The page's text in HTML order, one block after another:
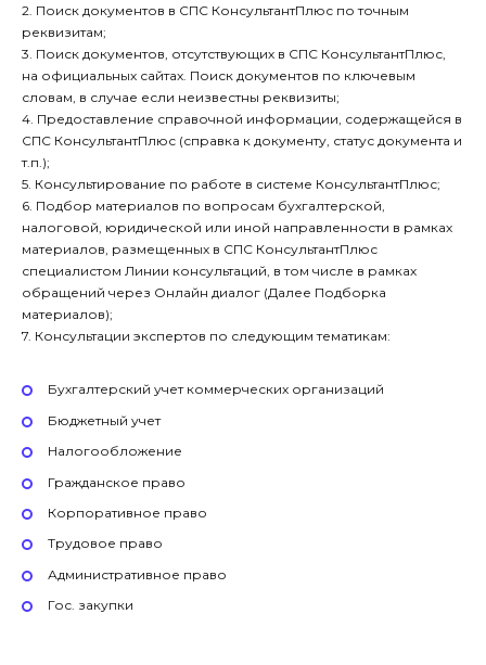
2. Поиск документов в СПС КонсультантПлюс по точным
реквизитам;
3. Поиск документов, отсутствующих в СПС КонсультантПлюс,
на официальных сайтах. Поиск документов по ключевым
словам, в случае если неизвестны реквизиты;
4. Предоставление справочной информации, содержащейся в
СПС КонсультантПлюс (справка к документу, статус документа и
т.п.);
5. Консультирование по работе в системе КонсультантПлюс;
6. Подбор материалов по вопросам бухгалтерской,
налоговой, юридической или иной направленности в рамках
материалов, размещенных в СПС КонсультантПлюс
специалистом Линии консультаций, в том числе в рамках
обращений через Онлайн диалог (Далее Подборка
материалов);
7. Консультации экспертов по следующим тематикам:
Бухгалтерский учет коммерческих организаций
Бюджетный учет
Налогообложение
Гражданское право
Корпоративное право
Трудовое право
Административное право
Гос. закупки